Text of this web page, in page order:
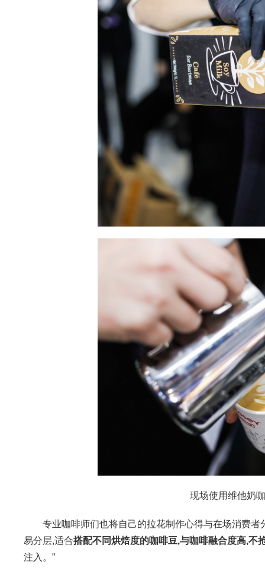
现场使用维他奶
专业咖啡师们也将自己的拉花制作心得与在场消费者
易分层,适合搭配不同烘焙度的咖啡豆,与咖啡融合度高,不
注入。”